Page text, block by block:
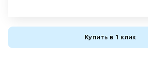
Купить в 1 клик